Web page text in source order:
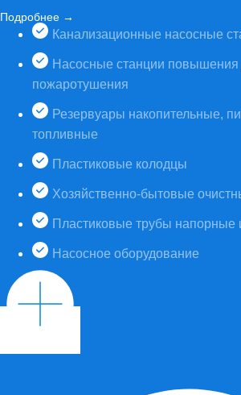
Подробнее →
Канализационные насосные
Насосные станции повышения
пожаротушения
Резервуары накопительные,
топливные
Пластиковые колодцы
Хозяйственно-бытовые
Пластиковые трубы напорные
Насосное оборудование